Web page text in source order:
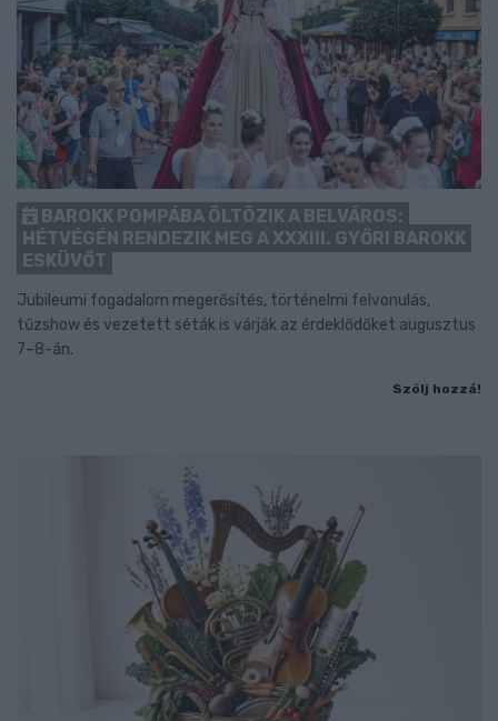
BAROKK POMPÁBA ÖLTÖZIK A BELVÁROS:
HÉTVÉGÉN RENDEZIK MEG A XXXIII. GYŐRI BAROKK
ESKÜVŐT
Jubileumi fogadalom megerősítés, történelmi felvonulás,
tűzshow és vezetett séták is várják az érdeklődőket augusztus
7–8-án.
Szólj hozzá!